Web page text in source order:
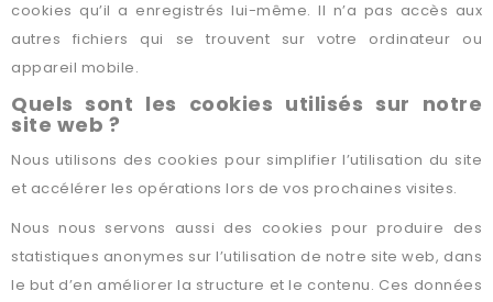
cookies qu’il a enregistrés lui-même. Il n’a pas accès aux
autres fichiers qui se trouvent sur votre ordinateur ou
appareil mobile.
Quels sont les cookies utilisés sur notre
site web ?
Nous utilisons des cookies pour simplifier l’utilisation du site
et accélérer les opérations lors de vos prochaines visites.
Nous nous servons aussi des cookies pour produire des
statistiques anonymes sur l’utilisation de notre site web, dans
le but d’en améliorer la structure et le contenu. Ces données